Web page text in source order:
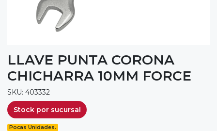
LLAVE PUNTA CORONA
CHICHARRA 10MM FORCE
SKU: 403332
Stock por sucursal
Pocas Unidades.